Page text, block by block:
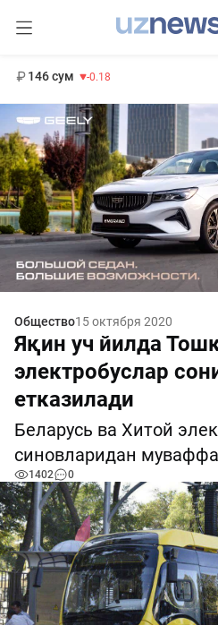
146 сум -0.18
Общество15 октября 2020
Яқин уч йилда
электробуслар
етказилади
Беларусь ва Хитой
синовларидан
1402 0